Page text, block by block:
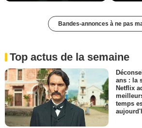
Bandes-annonces à ne pas
Top actus de la semaine
ans : la
Netflix
temps